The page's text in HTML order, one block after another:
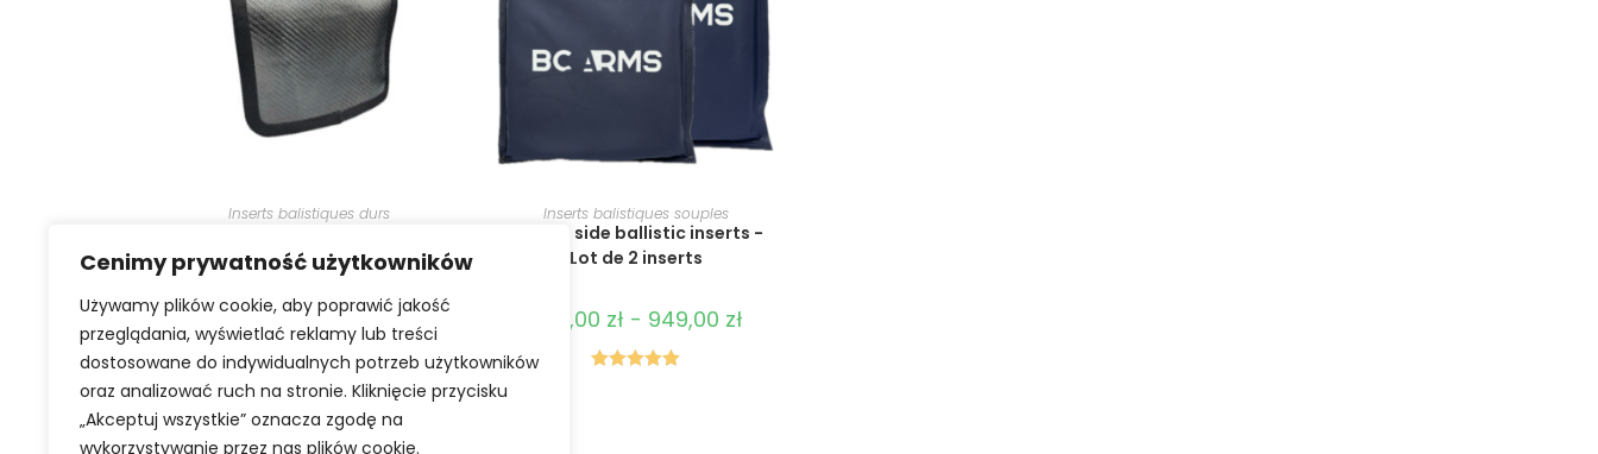
Cenimy prywatność użytkowników
Używamy plików cookie, aby poprawić jakość
przeglądania, wyświetlać reklamy lub treści
dostosowane do indywidualnych potrzeb użytkowników
oraz analizować ruch na stronie. Kliknięcie przycisku
„Akceptuj wszystkie” oznacza zgodę na
wykorzystywanie przez nas plików cookie.
SÉLECTIONNER LES OPTIONS
Inserts balistiques durs
| Plaques balistiques
polonaises.
1349,00zł
SÉLECTIONNER LES OPTIONS
Inserts balistiques souples
K2 soft side ballistic inserts -
Lot de 2 inserts
759,00 zł - 949,00 zł